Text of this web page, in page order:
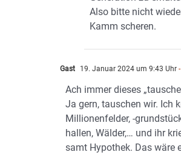
Also bitte nicht
Kamm scheren.
Gast 19. Januar 2024 um 9:43 Uhr
Ach immer dieses
Ja gern, tauschen wir. Ich
Millionenfelder, -
hallen, Wälder,… und ihr
samt Hypothek. Das wäre